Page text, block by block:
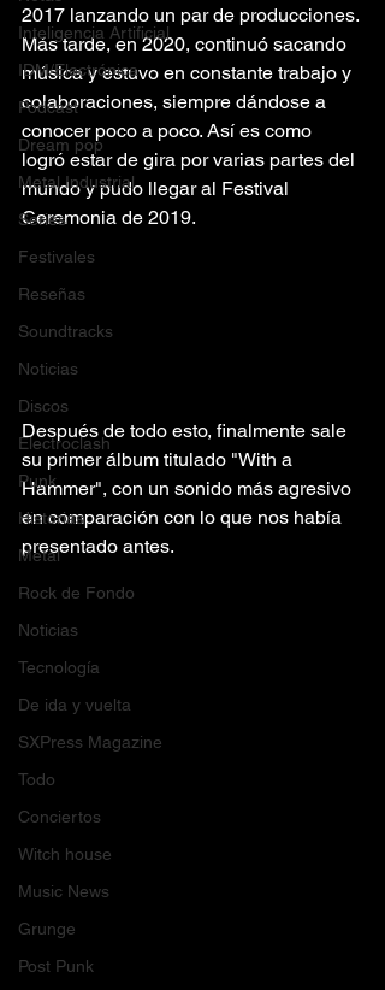
Inteligencia Artificial
IDM/Electrónica
Podcast
Dream pop
Metal Industrial
Series
Festivales
Reseñas
Soundtracks
Noticias
Discos
Electroclash
Punk
Historias
Metal
Rock de Fondo
Noticias
Tecnología
De ida y vuelta
SXPress Magazine
Todo
Conciertos
Witch house
Music News
Grunge
Post Punk
2017 lanzando un par de producciones.
Más tarde, en 2020, continuó sacando
música y estuvo en constante trabajo y
colaboraciones, siempre dándose a
conocer poco a poco. Así es como
logró estar de gira por varias partes del
mundo y pudo llegar al Festival
Ceremonia de 2019.
Después de todo esto, finalmente sale
su primer álbum titulado "With a
Hammer", con un sonido más agresivo
en comparación con lo que nos había
presentado antes.